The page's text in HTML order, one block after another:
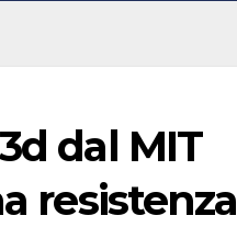
dal MIT
resistenza